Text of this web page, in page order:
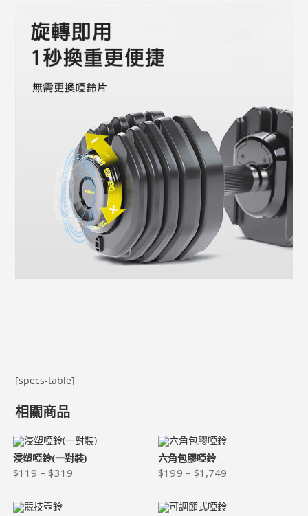
[specs-table]
相關商品
浸塑啞鈴(一對裝)
$119 –$319
六角包膠啞鈴
$199 – $1,749